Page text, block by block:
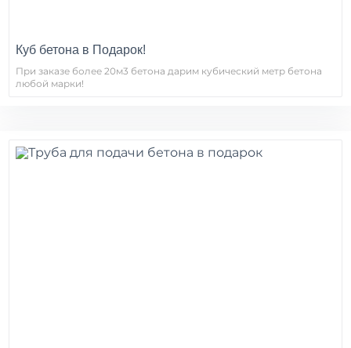
Куб бетона в Подарок!
При заказе более 20м3 бетона дарим кубический метр бетона
любой марки!